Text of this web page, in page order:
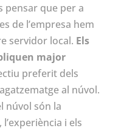
pensar que per a
de l’empresa hem
servidor local. Els
major
preferit dels
al núvol.
núvol són la
i els